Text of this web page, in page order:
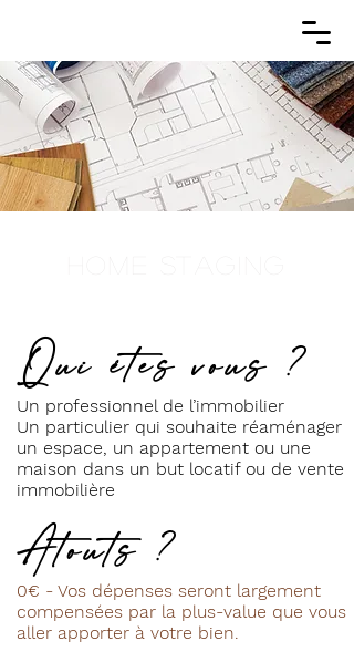
Qui êtes vous ?
Un professionnel de l’immobilier
Un particulier qui souhaite réaménager
un espace, un appartement ou une
maison dans un but locatif ou de vente
immobilière
Atouts ?
0€ - Vos dépenses seront largement
compensées par la plus-value que vous
aller apporter à votre bien.